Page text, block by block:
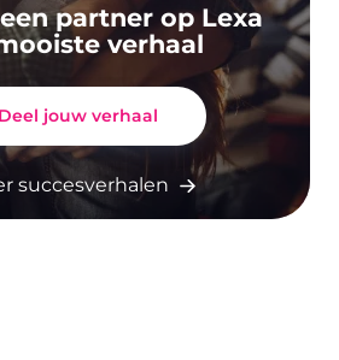
partner op Lexa
verhaal
Deel jouw verhaal
succesverhalen